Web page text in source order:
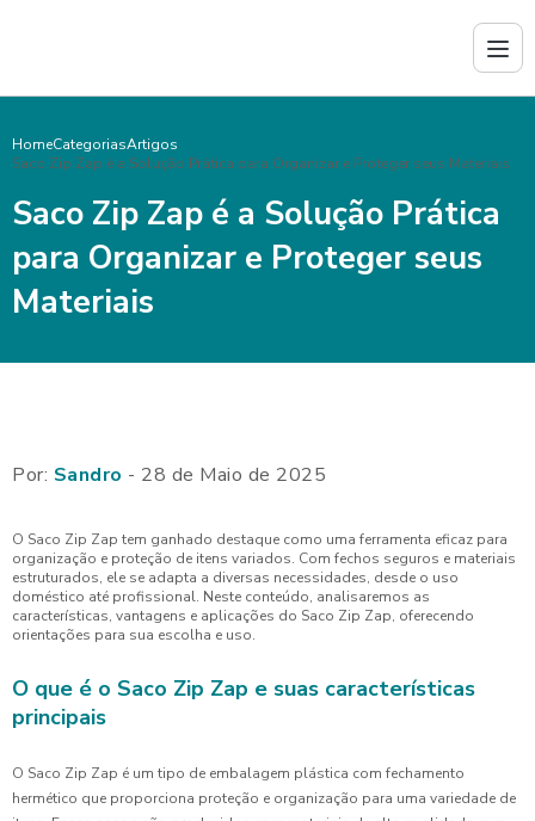
HomeCategoriasArtigos
Saco Zip Zap é a Solução Prática para Organizar e Proteger seus Materiais
Saco Zip Zap é a Solução Prática
para Organizar e Proteger seus
Materiais
Por: Sandro - 28 de Maio de 2025
O Saco Zip Zap tem ganhado destaque como uma ferramenta eficaz para
organização e proteção de itens variados. Com fechos seguros e materiais
estruturados, ele se adapta a diversas necessidades, desde o uso
doméstico até profissional. Neste conteúdo, analisaremos as
características, vantagens e aplicações do Saco Zip Zap, oferecendo
orientações para sua escolha e uso.
O que é o Saco Zip Zap e suas características
principais
O Saco Zip Zap é um tipo de embalagem plástica com fechamento
hermético que proporciona proteção e organização para uma variedade de